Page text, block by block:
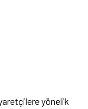
yönelik